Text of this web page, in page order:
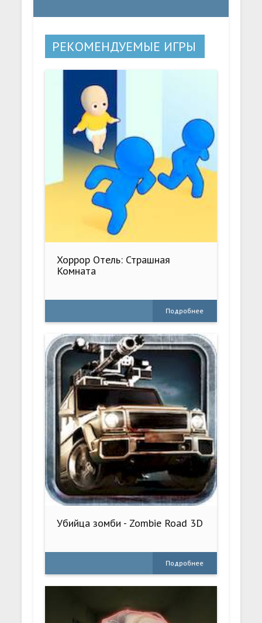
РЕКОМЕНДУЕМЫЕ ИГРЫ
Хоррор Отель: Страшная
Комната
Подробнее
Убийца зомби - Zombie Road 3D
Подробнее